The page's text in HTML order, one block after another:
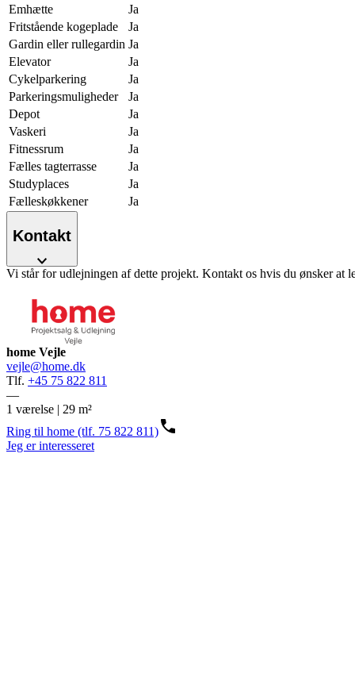
Emhætte
Ja
Fritstående kogeplade
Ja
Gardin eller rullegardin Ja
Elevator
Ja
Cykelparkering
Ja
Parkeringsmuligheder
Ja
Depot
Ja
Vaskeri
Ja
Fitnessrum
Ja
Fælles tagterrasse
Ja
Studyplaces
Ja
Fælleskøkkener
Ja
Kontakt
Vi står for udlejningen af dette projekt. Kontakt os hvis du ønsker at
home Vejle
vejle@home.dk
Tlf. +45 75 822 811
—
1 værelse | 29 m²
Ring til home (tlf. 75 822 811)
Jeg er interesseret